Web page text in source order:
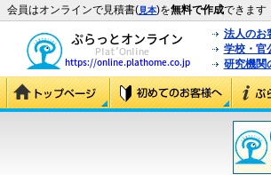
会員はオンラインで見積書(見本)を無料で作成できます
法人のお
学校・官
研究機関